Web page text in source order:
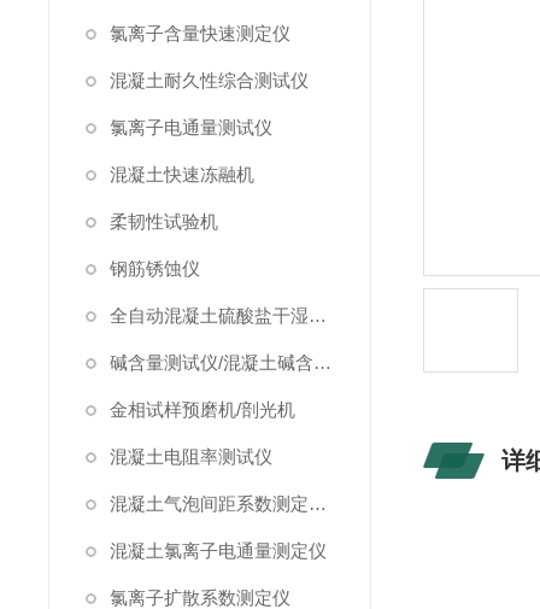
氯离子含量快速测定仪
混凝土耐久性综合测试仪
氯离子电通量测试仪
混凝土快速冻融机
柔韧性试验机
钢筋锈蚀仪
全自动混凝土硫酸盐干湿循环试验箱
碱含量测试仪/混凝土碱含量测试仪
金相试样预磨机/剖光机
混凝土电阻率测试仪
混凝土气泡间距系数测定仪/气泡仪
混凝土氯离子电通量测定仪
氯离子扩散系数测定仪
详